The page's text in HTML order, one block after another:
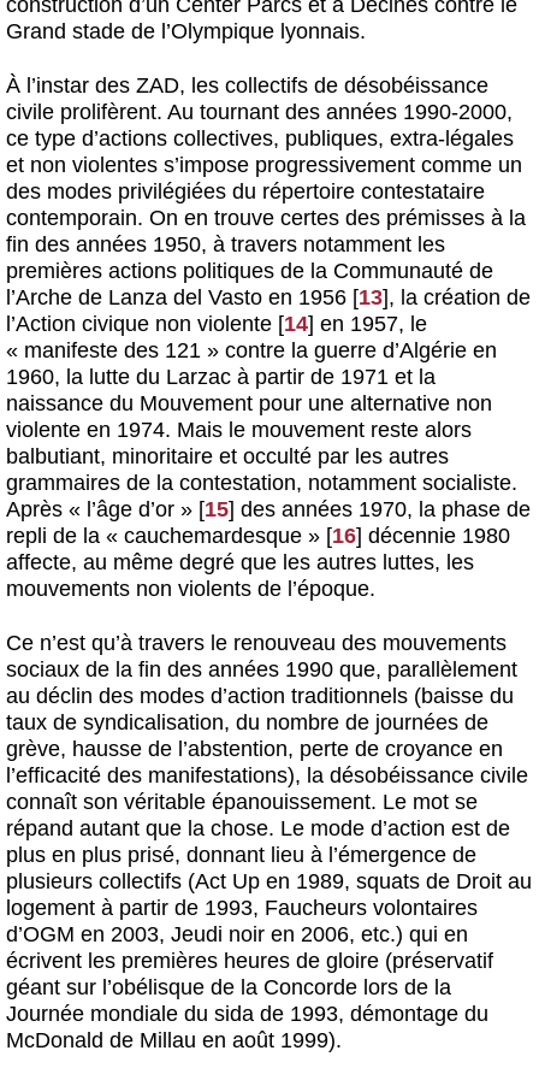
construction d’un Center Parcs et à Décines contre le
Grand stade de l’Olympique lyonnais.
À l’instar des ZAD, les collectifs de désobéissance
civile prolifèrent. Au tournant des années 1990-2000,
ce type d’actions collectives, publiques, extra-légales
et non violentes s’impose progressivement comme un
des modes privilégiées du répertoire contestataire
contemporain. On en trouve certes des prémisses à la
fin des années 1950, à travers notamment les
premières actions politiques de la Communauté de
l’Arche de Lanza del Vasto en 1956 [13], la création de
l’Action civique non violente [14] en 1957, le
« manifeste des 121 » contre la guerre d’Algérie en
1960, la lutte du Larzac à partir de 1971 et la
naissance du Mouvement pour une alternative non
violente en 1974. Mais le mouvement reste alors
balbutiant, minoritaire et occulté par les autres
grammaires de la contestation, notamment socialiste.
Après « l’âge d’or » [15] des années 1970, la phase de
repli de la « cauchemardesque » [16] décennie 1980
affecte, au même degré que les autres luttes, les
mouvements non violents de l’époque.
Ce n’est qu’à travers le renouveau des mouvements
sociaux de la fin des années 1990 que, parallèlement
au déclin des modes d’action traditionnels (baisse du
taux de syndicalisation, du nombre de journées de
grève, hausse de l’abstention, perte de croyance en
l’efficacité des manifestations), la désobéissance civile
connaît son véritable épanouissement. Le mot se
répand autant que la chose. Le mode d’action est de
plus en plus prisé, donnant lieu à l’émergence de
plusieurs collectifs (Act Up en 1989, squats de Droit au
logement à partir de 1993, Faucheurs volontaires
d’OGM en 2003, Jeudi noir en 2006, etc.) qui en
écrivent les premières heures de gloire (préservatif
géant sur l’obélisque de la Concorde lors de la
Journée mondiale du sida de 1993, démontage du
McDonald de Millau en août 1999).